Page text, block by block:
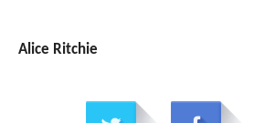
Alice Ritchie